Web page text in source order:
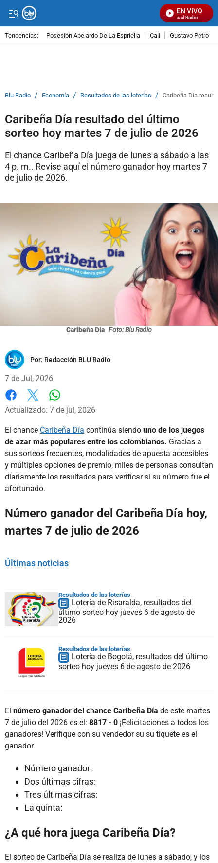
EN VIVO
Señal Visual Radio
Tendencias: Posesión Abelardo De La Espriella Cali Gustavo Petro
Blu Radio / Economía / Resultados de las loterías / Caribeña Día
Caribeña Día resultado del último
sorteo hoy martes 7 de julio de 2026
El chance Caribeña Día juega de lunes a sábado a las
4 p. m.. Revise aquí el número ganador hoy martes 7
de julio de 2026.
Caribeña Día Foto: Blu Radio
Por: Redacción BLU Radio
7 de Jul, 2026
Facebook
X
Actualizado: 7 de jul, 2026
El chance Caribeña Día continúa siendo uno de los juegos
de azar más populares entre los colombianos. Gracias a
sus sorteos frecuentes, modalidades de apuesta accesibles
y múltiples opciones de premio, miles de personas consultan
diariamente los resultados para verificar si su número fue el
afortunado.
Número ganador del Caribeña Día hoy,
martes 7 de julio de 2026
Últimas noticias
Resultados de las loterías
Lotería de Risaralda, resultados del
último sorteo hoy jueves 6 de agosto de
2026
Resultados de las loterías
Lotería de Bogotá, resultados del último
sorteo hoy jueves 6 de agosto de 2026
El número ganador del chance Caribeña Día de este martes
7 de julio del 2026 es el: 8817 - 0 ¡Felicitaciones a todos los
ganadores! Verifique con su vendedor su su tiquete es el
ganador.
Número ganador:
Dos últimas cifras:
Tres últimas cifras:
La quinta:
¿A qué hora juega Caribeña Día?
El sorteo de Caribeña Día se realiza de lunes a sábado, y los